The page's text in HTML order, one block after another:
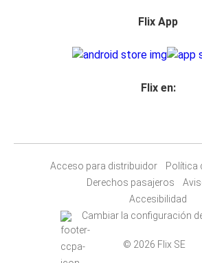
Flix App
Flix en:
Acceso para distribuidor
Política
Derechos pasajeros
Accesibilidad
Cambiar la configuración
© 2026 Flix SE